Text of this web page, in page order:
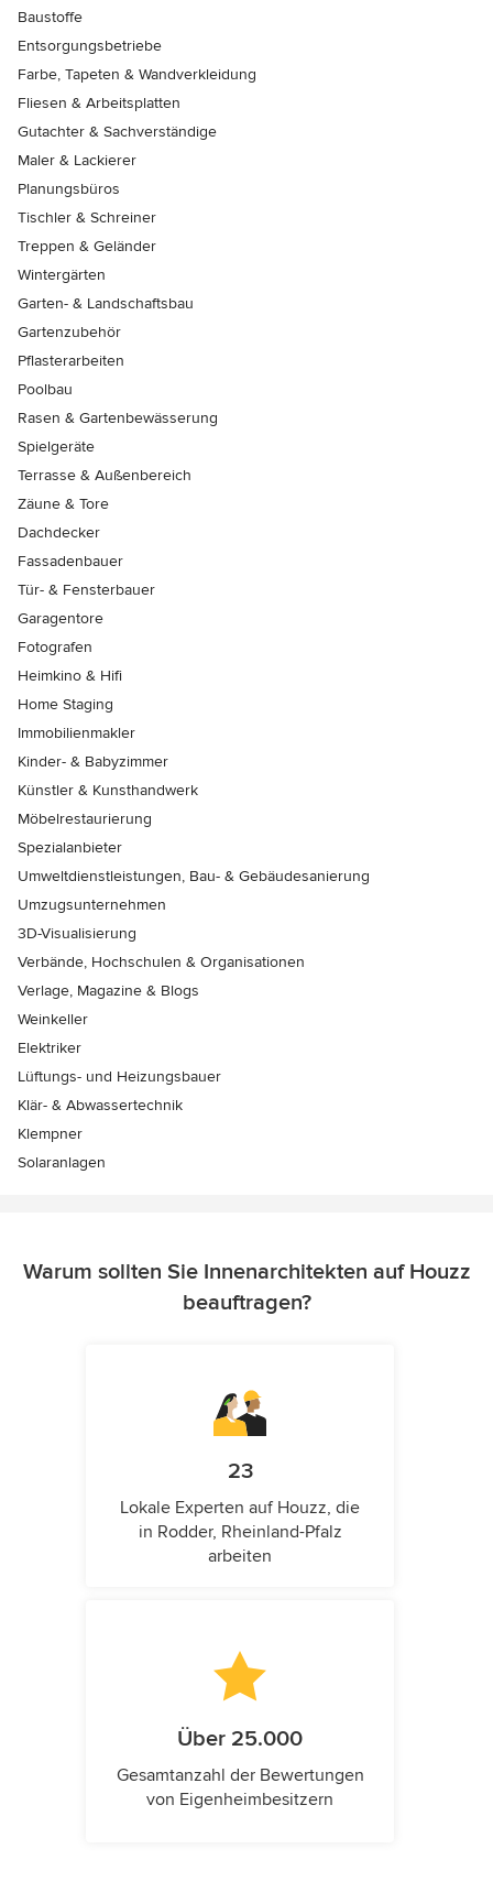
Baustoffe
Entsorgungsbetriebe
Farbe, Tapeten & Wandverkleidung
Fliesen & Arbeitsplatten
Gutachter & Sachverständige
Maler & Lackierer
Planungsbüros
Tischler & Schreiner
Treppen & Geländer
Wintergärten
Garten- & Landschaftsbau
Gartenzubehör
Pflasterarbeiten
Poolbau
Rasen & Gartenbewässerung
Spielgeräte
Terrasse & Außenbereich
Zäune & Tore
Dachdecker
Fassadenbauer
Tür- & Fensterbauer
Garagentore
Fotografen
Heimkino & Hifi
Home Staging
Immobilienmakler
Kinder- & Babyzimmer
Künstler & Kunsthandwerk
Möbelrestaurierung
Spezialanbieter
Umweltdienstleistungen, Bau- & Gebäudesanierung
Umzugsunternehmen
3D-Visualisierung
Verbände, Hochschulen & Organisationen
Verlage, Magazine & Blogs
Weinkeller
Elektriker
Lüftungs- und Heizungsbauer
Klär- & Abwassertechnik
Klempner
Solaranlagen
Warum sollten Sie Innenarchitekten auf Houzz
beauftragen?
23
Lokale Experten auf Houzz, die
in Rodder, Rheinland-Pfalz
arbeiten
Über 25.000
Gesamtanzahl der Bewertungen
von Eigenheimbesitzern